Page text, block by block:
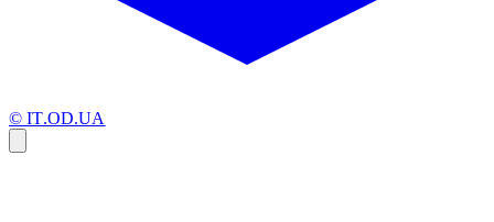
© IT.OD.UA